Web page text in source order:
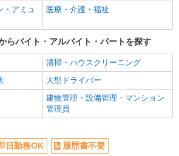
週払い
髪型・髪色自由
ピアスOK
バイク通勤OK
社会保険あり
各種手当（家族・役職・インセン
ティブなど）あり
す
・アミュ
医療・介護・福祉
らバイト・アルバイト・パートを探す
清掃・ハウスクリーニング
大型ドライバー
建物管理・設備管理・マンション
管理員
日勤務OK
履歴書不要